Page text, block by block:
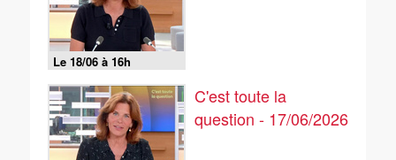
Le 18/06 à 16h
C'est toute la
question - 17/06/2026